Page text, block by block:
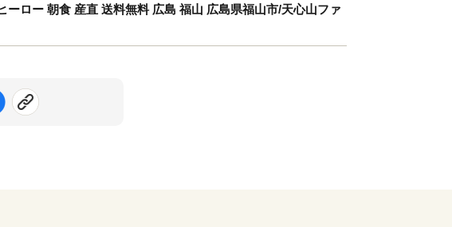
ロー 朝食 産直 送料無料 広島 福山 広島県福山市/天心山ファ